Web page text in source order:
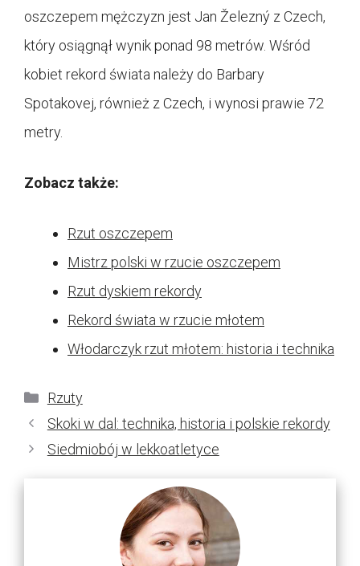
oszczepem mężczyzn jest Jan Železný z Czech,
który osiągnął wynik ponad 98 metrów. Wśród
kobiet rekord świata należy do Barbary
Spotakovej, również z Czech, i wynosi prawie 72
metry.
Zobacz także:
Rzut oszczepem
Mistrz polski w rzucie oszczepem
Rzut dyskiem rekordy
Rekord świata w rzucie młotem
Włodarczyk rzut młotem: historia i technika
Kategorie
Rzuty
Skoki w dal: technika, historia i polskie rekordy
Siedmiobój w lekkoatletyce